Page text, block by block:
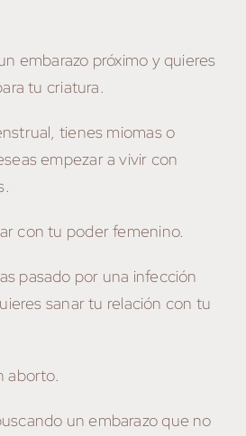
embarazo próximo y quieres
tu criatura.
tienes miomas o
empezar a vivir con
con tu poder femenino.
pasado por una infección
sanar tu relación con tu
aborto.
un embarazo que no